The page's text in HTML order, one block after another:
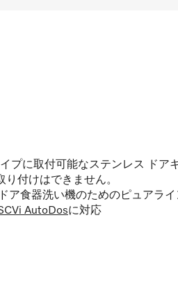
プに取付可能なステンレス ドア
付けはできません。
ア食器洗い機のためのピュアライ
AutoDosに対応